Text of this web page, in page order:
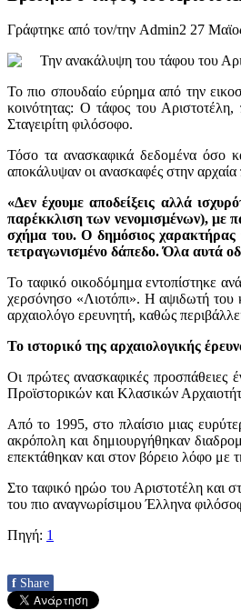
Γράφτηκε από τον/την Admin2 27
Την ανακάλυψη του τάφου του
Το πιο σπουδαίο εύρημα από την
κοινότητας: Ο τάφος του Αριστοτέλη,
Σταγειρίτη φιλόσοφο.
Τόσο τα ανασκαφικά δεδομένα όσο
αποκάλυψαν οι ανασκαφές στην
«Δεν έχουμε αποδείξεις αλλά
παρέκκλιση των νενομισμένων), με
σχήμα του. Ο δημόσιος χαρακτήρας
τετραγωνισμένο δάπεδο. Όλα αυτά
Το ταφικό οικοδόμημα εντοπίστηκε
χερσόνησο «Λιοτόπι». Η αψιδωτή του
αρχαιολόγο ερευνητή, καθώς
Το ιστορικό της αρχαιολογικής
Οι πρώτες ανασκαφικές προσπάθειες
Προϊστορικών και Κλασικών
Από το 1995, στο πλαίσιο μιας
ακρόπολη και δημιουργήθηκαν
επεκτάθηκαν και στον βόρειο λόφο με
Στο ταφικό ηρώο του Αριστοτέλη και
του πιο αναγνωρίσιμου Έλληνα
Πηγή: 1
f Share